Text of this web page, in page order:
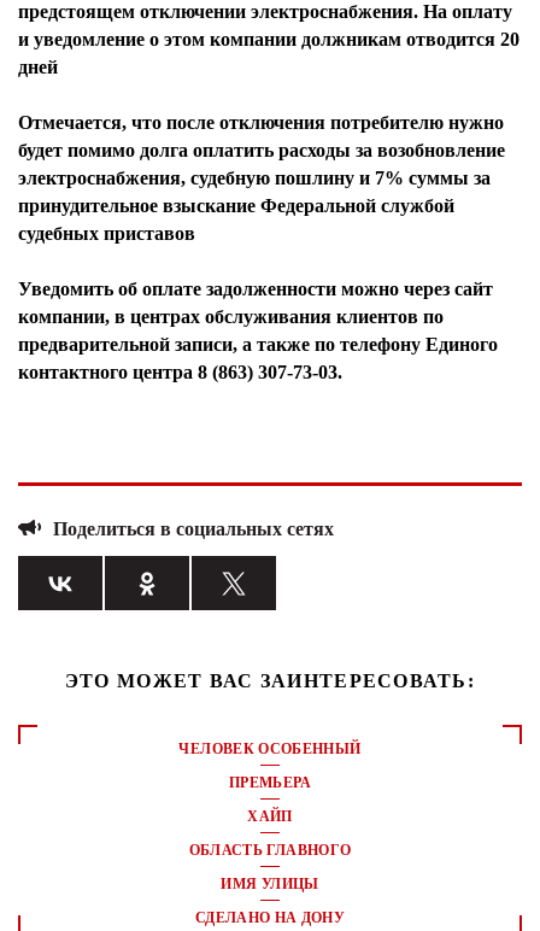
предстоящем отключении электроснабжения. На оплату
и уведомление о этом компании должникам отводится 20
дней
Отмечается, что после отключения потребителю нужно
будет помимо долга оплатить расходы за возобновление
электроснабжения, судебную пошлину и 7% суммы за
принудительное взыскание Федеральной службой
судебных приставов
Уведомить об оплате задолженности можно через сайт
компании, в центрах обслуживания клиентов по
предварительной записи, а также по телефону Единого
контактного центра 8 (863) 307‑73‑03.
Поделиться в социальных сетях
ЭТО МОЖЕТ ВАС ЗАИНТЕРЕСОВАТЬ:
ЧЕЛОВЕК ОСОБЕННЫЙ
ПРЕМЬЕРА
ХАЙП
ОБЛАСТЬ ГЛАВНОГО
ИМЯ УЛИЦЫ
СДЕЛАНО НА ДОНУ